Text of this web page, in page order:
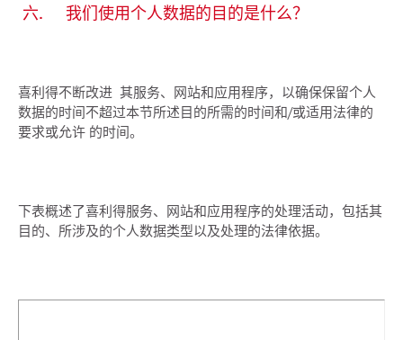
六. 我们使用个人数据的目的是什么？
喜利得不断改进 其服务、网站和应用程序，以确保保留个人
数据的时间不超过本节所述目的所需的时间和/或适用法律的
要求或允许 的时间。
下表概述了喜利得服务、网站和应用程序的处理活动，包括其
目的、所涉及的个人数据类型以及处理的法律依据。